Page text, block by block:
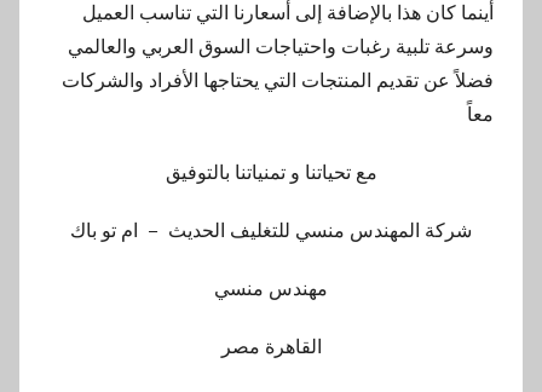
أينما كان هذا بالإضافة إلى أسعارنا التي تناسب العميل
وسرعة تلبية رغبات واحتياجات السوق العربي والعالمي
فضلاً عن تقديم المنتجات التي يحتاجها الأفراد والشركات
معاً
مع تحياتنا و تمنياتنا بالتوفيق
شركة المهندس منسي للتغليف الحديث – ام تو باك
مهندس منسي
القاهرة مصر